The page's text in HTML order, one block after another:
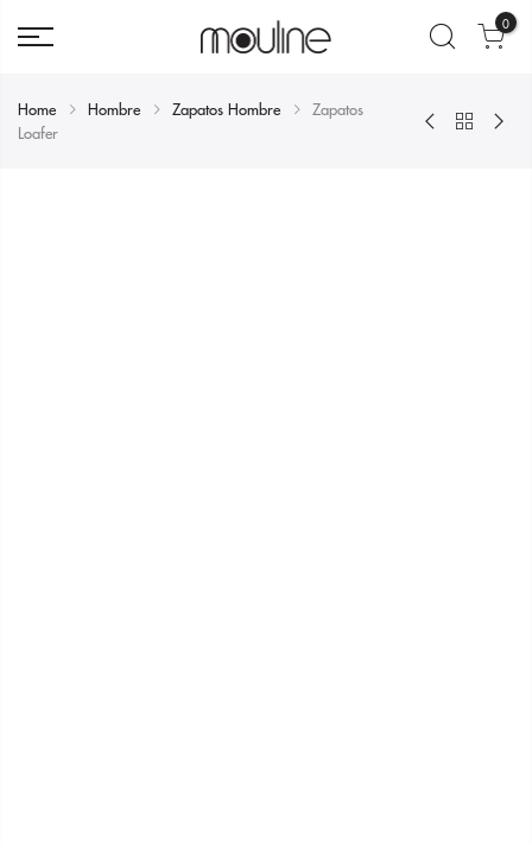
0
Home Hombre Zapatos Hombre
Zapatos
Loafer